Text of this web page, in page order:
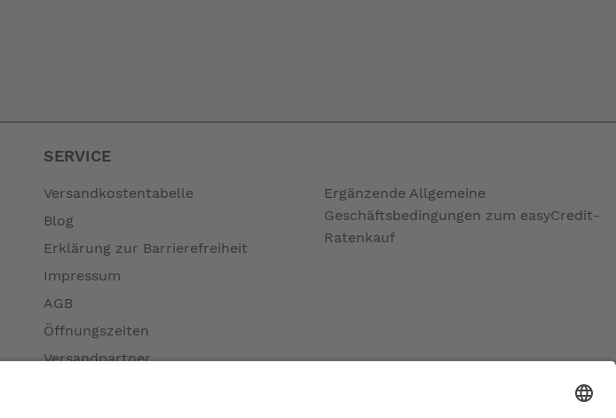
SERVICE
Versandkostentabelle
Blog
Erklärung zur Barrierefreiheit
Impressum
AGB
Öffnungszeiten
Versandpartner
Ergänzende Allgemeine
Geschäftsbedingungen zum easyCredit-
Ratenkauf